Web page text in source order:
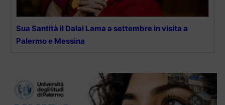
Sua Santità il Dalai Lama a settembre in visita a
Palermo e Messina